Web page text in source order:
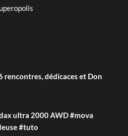
rencontres, dédicaces et Don
ultra 2000 AWD #mova
#tuto